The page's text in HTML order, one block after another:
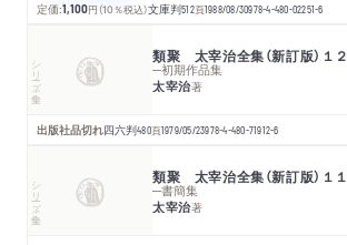
定価:1,100円 （10％税込）文庫判512頁1988/08/30978-4-480-02251-6
シリーズ・全集 類聚 太宰治全集（新訂版）１２
─初期作品集
太宰治著
出版社品切れ四六判480頁1979/05/23978-4-480-71912-6
シリーズ・全集 類聚 太宰治全集（新訂版）１１
─書簡集
太宰治著